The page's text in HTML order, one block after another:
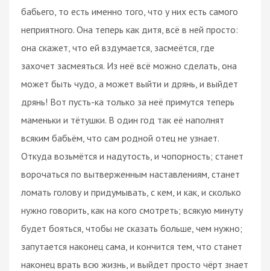
бабьего, то есть именно того, что у них есть самого
неприятного. Она теперь как дитя, всё в ней просто:
она скажет, что ей вздумается, засмеётся, где
захочет засмеяться. Из неё всё можно сделать, она
может быть чудо, а может выйти и дрянь, и выйдет
дрянь! Вот пусть-ка только за неё примутся теперь
маменьки и тётушки. В один год так её наполнят
всяким бабьём, что сам родной отец не узнает.
Откуда возьмётся и надутость, и чопорность; станет
ворочаться по вытверженным наставлениям, станет
ломать голову и придумывать, с кем, и как, и сколько
нужно говорить, как на кого смотреть; всякую минуту
будет бояться, чтобы не сказать больше, чем нужно;
запутается наконец сама, и кончится тем, что станет
наконец врать всю жизнь, и выйдет просто чёрт знает